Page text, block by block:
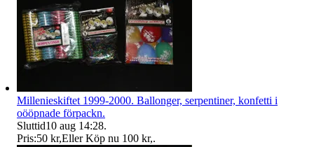
Millenieskiftet 1999-2000. Ballonger, serpentiner, konfetti i
oööpnade förpackn.
Sluttid10 aug 14:28.
Pris:50 kr,Eller Köp nu 100 kr,.